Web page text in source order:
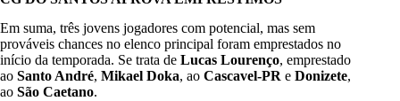
Em suma, três jovens jogadores com potencial, mas sem
prováveis chances no elenco principal foram emprestados no
início da temporada. Se trata de Lucas Lourenço, emprestado
ao Santo André, Mikael Doka, ao Cascavel-PR e Donizete,
ao São Caetano.